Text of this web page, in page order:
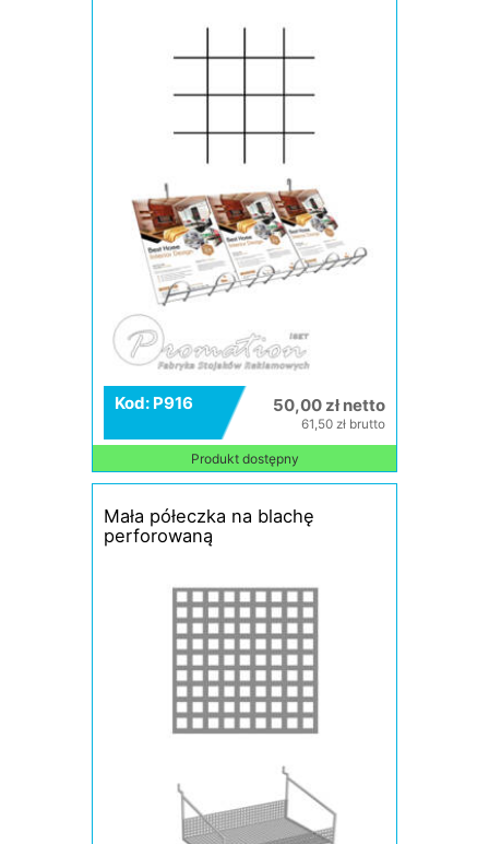
Kod: P916 50,00 zł netto
61,50 zł brutto
Produkt dostępny
Mała półeczka na blachę
perforowaną